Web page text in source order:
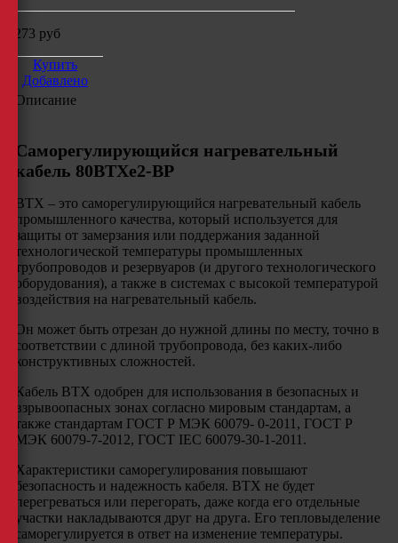
6273 руб
Купить
Добавлено
Описание
Саморегулирующийся нагревательный
кабель 80ВТХe2-ВР
BTХ – это саморегулирующийся нагревательный кабель
промышленного качества, который используется для
защиты от замерзания или поддержания заданной
технологической температуры промышленных
трубопроводов и резервуаров (и другого технологического
оборудования), а также в системах с высокой температурой
воздействия на нагревательный кабель.
Он может быть отрезан до нужной длины по месту, точно в
соответствии с длиной трубопровода, без каких-либо
конструктивных сложностей.
Кабель BTX одобрен для использования в безопасных и
взрывоопасных зонах согласно мировым стандартам, а
также стандартам ГОСТ Р МЭК 60079- 0-2011, ГОСТ Р
МЭК 60079-7-2012, ГОСТ IEC 60079-30-1-2011.
Характеристики саморегулирования повышают
безопасность и надежность кабеля. BTХ не будет
перегреваться или перегорать, даже когда его отдельные
участки накладываются друг на друга. Его тепловыделение
саморегулируется в ответ на изменение температуры.